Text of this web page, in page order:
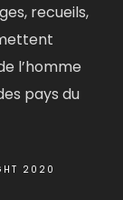
recueils,
l’homme
pays du
2020